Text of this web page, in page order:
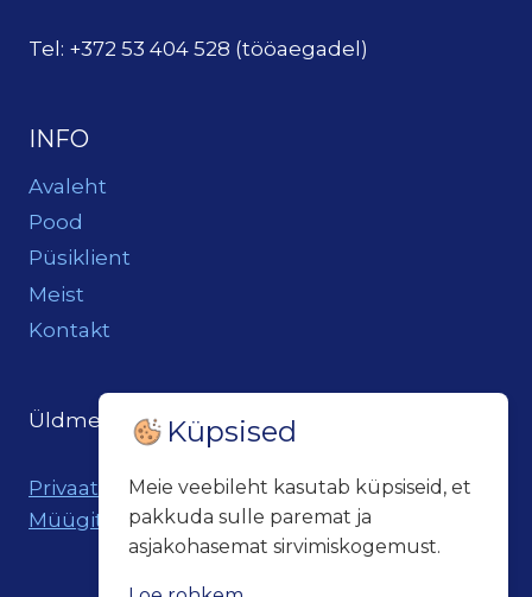
Tel: +372 53 404 528 (tööaegadel)
INFO
Avaleht
Pood
Püsiklient
Meist
Kontakt
Üldmeil: loits@loitsukeller.ee
Privaatsuspoliitika
Müügitingimused
Küpsised
Meie veebileht kasutab küpsiseid, et
pakkuda sulle paremat ja
asjakohasemat sirvimiskogemust.